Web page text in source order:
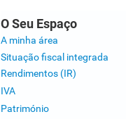
O Seu Espaço
A minha área
Situação fiscal integrada
Rendimentos (IR)
IVA
Património